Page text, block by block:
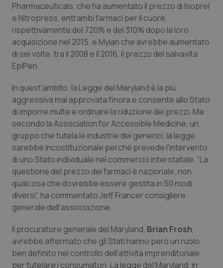
Piemonte
Provincia Autonoma di Bolzano
Provincia Autonoma di Trento
Puglia
Sardegna
Sicilia
Toscana
Umbria
Valle D’Aosta
Veneto
HIV
Infezioni & Febbre
Ipertensione & Scompenso
Malattie rare
Malattia di Crohn & Rettocolite Ulcerosa
Neuroscienze & patologie neurodegenerative
Obesità
Oftalmologia
Oncodermatologia
Oncoematologia
Oncologia & Nutrizione
Pharmaceuticals, che ha aumentato il prezzo di Isoprel
e Nitropress, entrambi farmaci per il cuore,
rispettivamente del 720% e del 310% dopo la loro
acquisizione nel 2015, e Mylan che avrebbe aumentato
di sei volte, tra il 2008 e il 2016, il prezzo del salvavita
EpiPen.
In quest'ambito, la Legge del Maryland è la più
aggressiva mai approvata finora e consente allo Stato
di imporre multe e ordinare la riduzione dei prezzi. Ma
secondo la Association for Accessible Medicine, un
gruppo che tutela le industrie dei generici, la legge
sarebbe incostituzionale perché prevede l'intervento
di uno Stato individuale nel commercio interstatale. “La
questione del prezzo dei farmaci è nazionale, non
qualcosa che dovrebbe essere gestita in 50 modi
diversi”, ha commentato Jeff Francer consigliere
generale dell'associazione.
Il procuratore generale del Maryland, Brian Frosh,
avrebbe affermato che gli Stati hanno però un ruolo
ben definito nel controllo dell'attività imprenditoriale,
per tutelare i consumatori. La legge del Maryland, in